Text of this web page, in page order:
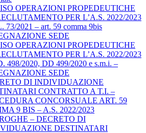
OPERAZIONI PROPEDEUTICHE
PER L’A.S. 2022/2023
73/2021 – art. 59 comma 9bis
SEDE
OPERAZIONI PROPEDEUTICHE
PER L’A.S. 2022/2023
498/2020, DD 499/2020 e s.m.i. –
SEDE
DI INDIVIDUAZIONE
CONTRATTO A T.I. –
CONCORSUALE ART. 59
9 BIS – A.S. 2022/2023
– DECRETO DI
DESTINATARI